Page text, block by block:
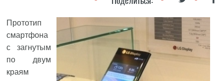
Прототип
смартфона
с загнутым
по двум
краям